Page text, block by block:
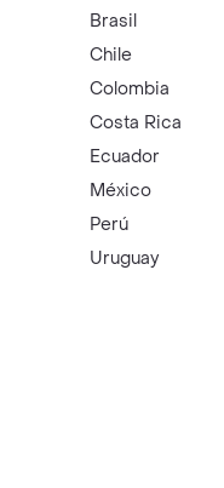
Brasil
Chile
Colombia
Costa Rica
Ecuador
México
Perú
Uruguay